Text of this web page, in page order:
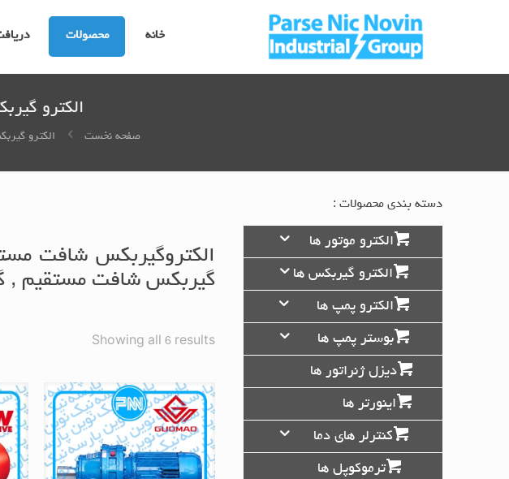
خانه محصولات
الکترو
صفحه نخست الکترو
الکتروگیربکس شافت
گیربکس شافت مستقیم ,
Showing all 6 results
دسته بندی محصولات :
الکترو موتور ها
الکترو گیربکس ها
الکترو پمپ ها
بوستر پمپ ها
دیزل ژنراتور ها
اینورتر ها
کنترلر های دما
ترموکوپل ها